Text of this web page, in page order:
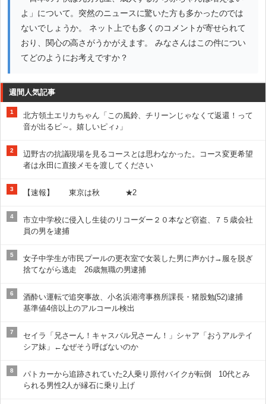
よ」について。突然のニュースに驚いた方も多かったのでは
ないでしょうか。 ネット上でも多くのコメントが寄せられて
おり、関心の高さがうかがえます。 みなさんはこの件につい
てどのようにお考えですか？
週間人気記事
1
北方領土エリカちゃん「この風鈴、チリーンじゃなくて返還！って
音が出るピ～。嬉しいピィ♪」
2
辺野古の抗議現場を見るコースとは思わなかった。コース変更希望
者は永田に直接メモを渡してください
3 【速報】 東京は秋 ★2
4
市立中学校に侵入し生徒のリコーダー２０本など窃盗、７５歳会社
員の男を逮捕
5
女子中学生が市民プールの更衣室で女装した男に声かけ→服を脱ぎ
捨てながら逃走 26歳無職の男逮捕
6
酒酔い運転で追突事故、小名浜港湾事務所課長・猪股勉(52)逮捕
基準値4倍以上のアルコール検出
7
セイラ「兄さーん！キャスバル兄さーん！」シャア「おうアルテイ
シア妹」←なぜそう呼ばないのか
8
パトカーから追跡されていた2人乗り原付バイクが転倒 10代とみ
られる男性2人が縁石に乗り上げ